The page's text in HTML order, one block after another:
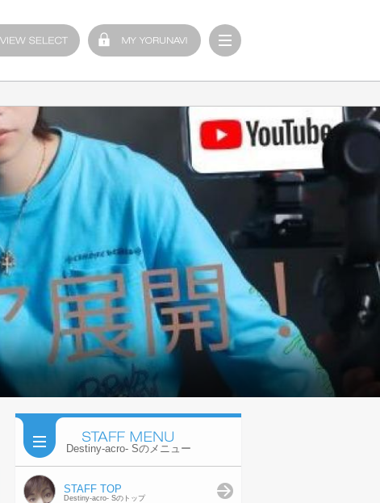
Destiny-acro- Sのメニュー
STAFF TOP
Destiny-acro- Sのトップ